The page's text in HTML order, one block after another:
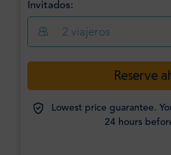
Invitados:
2 viajeros
Reserve
Lowest price guarantee.
24 hours